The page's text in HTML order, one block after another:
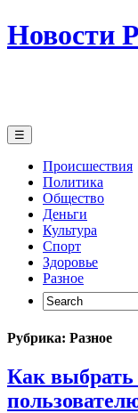
Новости
☰
Происшествия
Политика
Общество
Деньги
Культура
Спорт
Здоровье
Разное
Search
for:
Рубрика: Разное
Как